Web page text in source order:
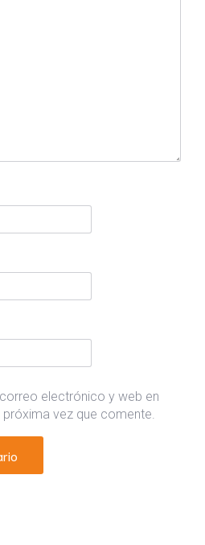
electrónico y web en
vez que comente.